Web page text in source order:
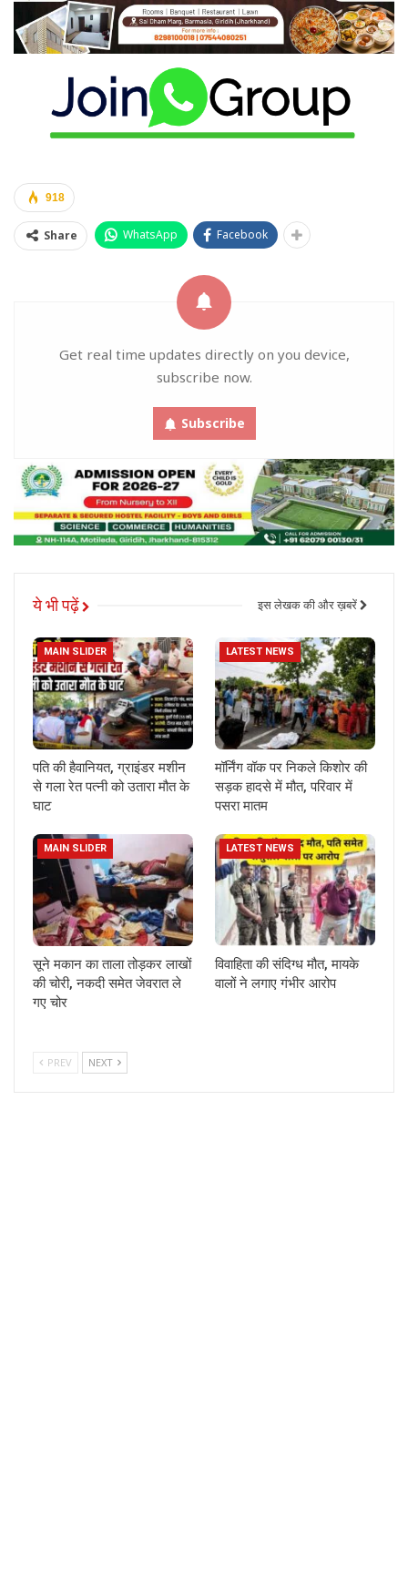
918
Share WhatsApp Facebook
Get real time updates directly on you device,
subscribe now.
Subscribe
ये भी पढ़ें इस लेखक की और ख़बरें
MAIN SLIDER
पति की हैवानियत, ग्राइंडर मशीन
से गला रेत पत्नी को उतारा मौत के
घाट
LATEST NEWS
मॉर्निंग वॉक पर निकले किशोर की
सड़क हादसे में मौत, परिवार में
पसरा मातम
MAIN SLIDER
सूने मकान का ताला तोड़कर लाखों
की चोरी, नकदी समेत जेवरात ले
गए चोर
LATEST NEWS
विवाहिता की संदिग्ध मौत, मायके
वालों ने लगाए गंभीर आरोप
PREV NEXT